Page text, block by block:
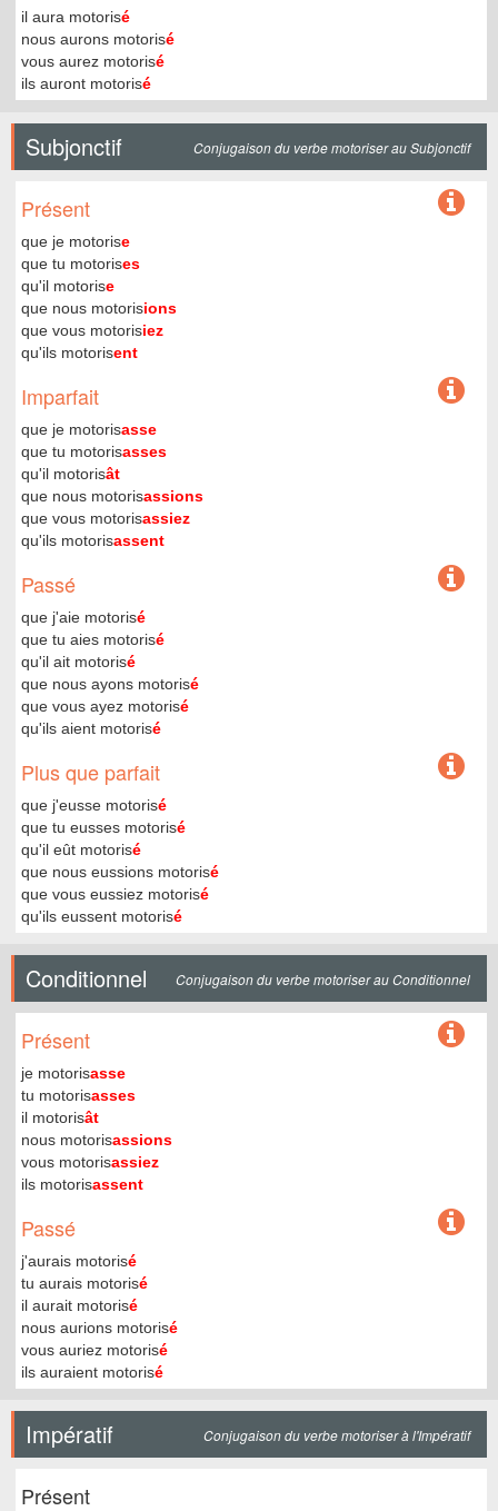
il aura motorisé
nous aurons motorisé
vous aurez motorisé
ils auront motorisé
Subjonctif Conjugaison du verbe motoriser au Subjonctif
Présent
que je motorise
que tu motorises
qu'il motorise
que nous motorisions
que vous motorisiez
qu'ils motorisent
Imparfait
que je motorisasse
que tu motorisasses
qu'il motorisât
que nous motorisassions
que vous motorisassiez
qu'ils motorisassent
Passé
que j'aie motorisé
que tu aies motorisé
qu'il ait motorisé
que nous ayons motorisé
que vous ayez motorisé
qu'ils aient motorisé
Plus que parfait
que j'eusse motorisé
que tu eusses motorisé
qu'il eût motorisé
que nous eussions motorisé
que vous eussiez motorisé
qu'ils eussent motorisé
Conditionnel Conjugaison du verbe motoriser au Conditionnel
Présent
je motorisasse
tu motorisasses
il motorisât
nous motorisassions
vous motorisassiez
ils motorisassent
Passé
j'aurais motorisé
tu aurais motorisé
il aurait motorisé
nous aurions motorisé
vous auriez motorisé
ils auraient motorisé
Impératif Conjugaison du verbe motoriser à l'Impératif
Présent